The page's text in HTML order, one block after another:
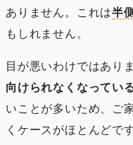
ありません。これは半
もしれません。
目が悪いわけではあり
向けられなくなってい
いことが多いため、ご
くケースがほとんどです